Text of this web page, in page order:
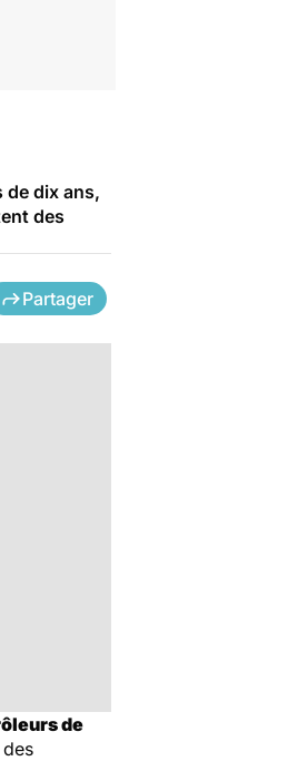
de dix ans,
des
Partager
de